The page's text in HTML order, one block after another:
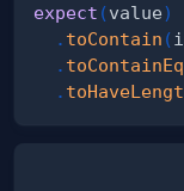
expect (value)
. toContain (
.
.